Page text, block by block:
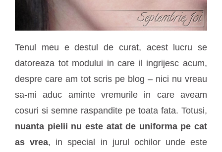
Tenul meu e destul de curat, acest lucru se
datoreaza tot modului in care il ingrijesc acum,
despre care am tot scris pe blog – nici nu vreau
sa-mi aduc aminte vremurile in care aveam
cosuri si semne raspandite pe toata fata. Totusi,
nuanta pielii nu este atat de uniforma pe cat
as vrea, in special in jurul ochilor unde este